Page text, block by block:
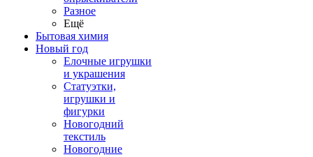
Разное
Ещё
Бытовая химия
Новый год
Елочные игрушки
и украшения
Статуэтки,
игрушки и
фигурки
Новогодний
текстиль
Новогодние